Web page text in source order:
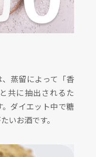
蒸留によって「香
共に抽出されるた
ダイエット中で糖
いお酒です。